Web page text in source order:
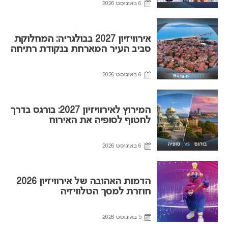
6 באוגוסט 2026
אירוויזיון 2027 בבולגריה: המחלוקת
סביב העיר המארחת בנקודת רתיחה
6 באוגוסט 2026
המירוץ לאירוויזיון 2027: בורגס בדרך
לחטוף לסופיה את האירוח
6 באוגוסט 2026
הדמות האהובה של אירוויזיון 2026
חוזרת למסך הטלוויזיה
5 באוגוסט 2026